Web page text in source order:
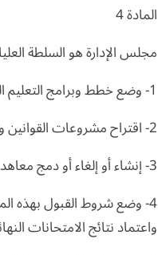
المادة 4
مجلس الإدارة هو السلطة
1- وضع خطط وبرامج التعليم التطبيقي والتدريب ومتابعة تنفيذها.
2- اقتراح مشروعات القوانين والمراسيم المتعلقة باختصاصاته.
3- إنشاء أو إلغاء أو دمج معاهد التعليم التطبيقي ومراكز التدريب.
4- وضع شروط القبول بهذه
واعتماد نتائج الامتحانات